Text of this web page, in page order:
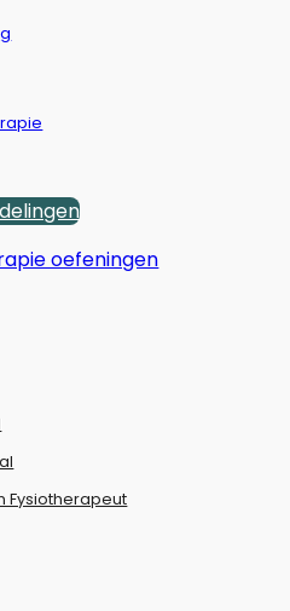
oefeningen
Fysiotherapeut